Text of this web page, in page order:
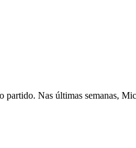
Nas últimas semanas,